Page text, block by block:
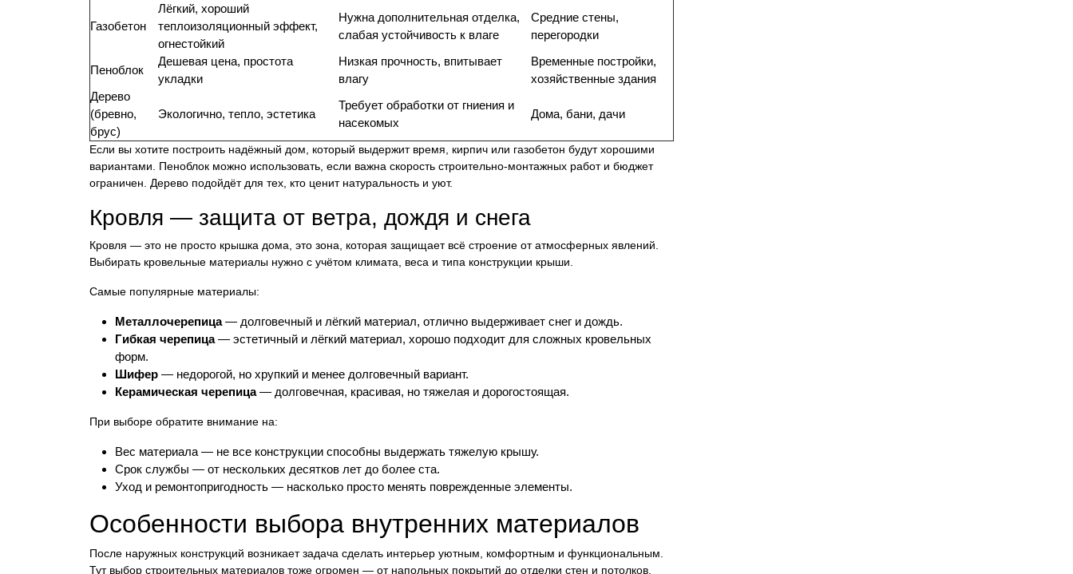
Газобетон
Лёгкий, хороший
теплоизоляционный эффект,
огнестойкий
Нужна дополнительная отделка,
слабая устойчивость к влаге
Средние стены,
перегородки
Пеноблок
Дешевая цена, простота
укладки
Низкая прочность, впитывает
влагу
Временные постройки,
хозяйственные здания
Дерево
(бревно,
брус)
Экологично, тепло, эстетика
Требует обработки от гниения и
насекомых
Дома, бани, дачи
Если вы хотите построить надёжный дом, который выдержит время, кирпич или газобетон будут хорошими
вариантами. Пеноблок можно использовать, если важна скорость строительно-монтажных работ и бюджет
ограничен. Дерево подойдёт для тех, кто ценит натуральность и уют.
Кровля — защита от ветра, дождя и снега
Кровля — это не просто крышка дома, это зона, которая защищает всё строение от атмосферных явлений.
Выбирать кровельные материалы нужно с учётом климата, веса и типа конструкции крыши.
Самые популярные материалы:
Металлочерепица— долговечный и лёгкий материал, отлично выдерживает снег и дождь.
Гибкая черепица— эстетичный и лёгкий материал, хорошо подходит для сложных кровельных
форм.
Шифер — недорогой, но хрупкий и менее долговечный вариант.
Керамическая черепица— долговечная, красивая, но тяжелая и дорогостоящая.
При выборе обратите внимание на:
Вес материала — не все конструкции способны выдержать тяжелую крышу.
Срок службы — от нескольких десятков лет до более ста.
Уход и ремонтопригодность — насколько просто менять поврежденные элементы.
Особенности выбора внутренних материалов
После наружных конструкций возникает задача сделать интерьер уютным, комфортным и функциональным.
Тут выбор строительных материалов тоже огромен — от напольных покрытий до отделки стен и потолков.